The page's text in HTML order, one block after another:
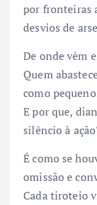
por fronteiras
desvios de
De onde vêm
Quem
como
E por que,
silêncio à
É como se
omissão e
Cada tiroteio